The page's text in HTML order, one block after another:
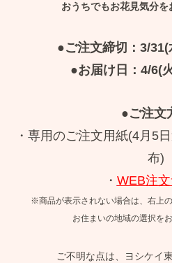
おうちでもお花見気分を
●ご注文締切：3/
●お届け日：4/6(
●ご注文
・専用のご注文用紙(4月5
布)
・ WEB注文
※商品が表示されない場合は、右上
お住まいの地域の選択を
ご不明な点は、ヨシケイ